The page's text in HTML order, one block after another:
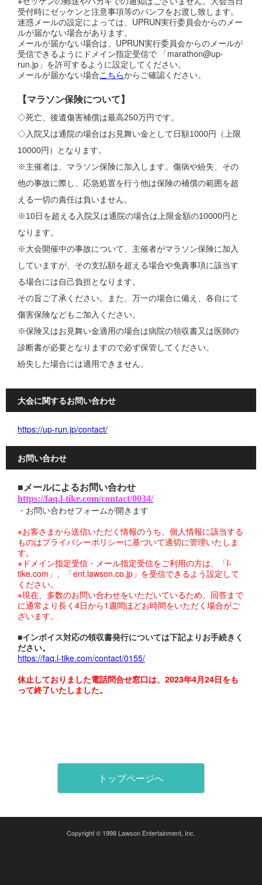
受付時にゼッケンと注意事項等のパンフをお渡し致します。
迷惑メールの設定によっては、UPRUN実行委員会からのメー
ルが届かない場合があります。
メールが届かない場合は、UPRUN実行委員会からのメールが
受信できるようにドメイン指定受信で 「marathon@up-
run.jp」を許可するように設定してください。
メールが届かない場合こちらからご確認ください。
【マラソン保険について】
◇死亡、後遺傷害補償は最高250万円です。
◇入院又は通院の場合はお見舞い金として日額1000円（上限
10000円）となります。
※主催者は、マラソン保険に加入します。傷病や紛失、その
他の事故に際し、応急処置を行う他は保険の補償の範囲を超
える一切の責任は負いません。
※10日を超える入院又は通院の場合は上限金額の10000円と
なります。
※大会開催中の事故について、主催者がマラソン保険に加入
していますが、その支払額を超える場合や免責事項に該当す
る場合には自己負担となります。
その旨ご了承ください。また、万一の場合に備え、各自にて
傷害保険などもご加入ください。
※保険又はお見舞い金適用の場合は病院の領収書又は医師の
診断書が必要となりますので必ず保管してください。
紛失した場合には適用できません。
大会に関するお問い合わせ
https://up-run.jp/contact/
お問い合わせ
■メールによるお問い合わせ
https://faq.l-tike.com/contact/0034/
・お問い合わせフォームが開きます
※お客さまから送信いただく情報のうち、個人情報に該当する
ものはプライバシーポリシーに基づいて適切に管理いたしま
す。
※ドメイン指定受信・メール指定受信をご利用の方は、「l-
tike.com」、「ent.lawson.co.jp」を受信できるよう設定して
ください。
※現在、多数のお問い合わせをいただいているため、回答まで
に通常より長く4日から1週間ほどお時間をいただく場合がご
ざいます。
■インボイス対応の領収書発行については下記よりお手続きく
ださい。
https://faq.l-tike.com/contact/0155/
休止しておりました電話問合せ窓口は、2023年4月24日をも
って終了いたしました。
トップページへ
Copyright © 1998 Lawson Entertainment, Inc.